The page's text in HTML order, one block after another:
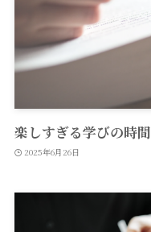
楽しすぎる学びの時間
2025年6月26日